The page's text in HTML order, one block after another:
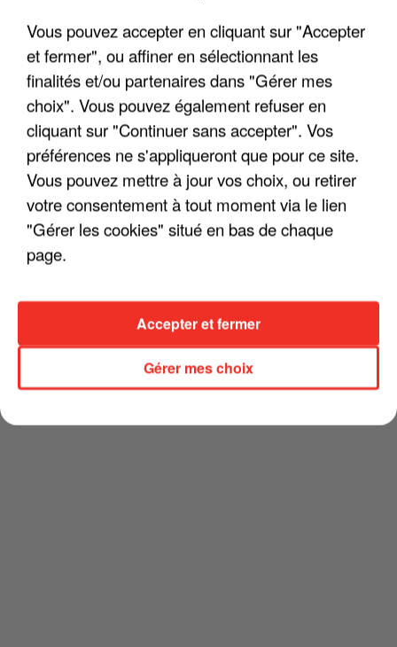
Publié : 23 septembre 2020
Vous pouvez accepter en cliquant sur "Accepter
et fermer", ou affiner en sélectionnant les
finalités et/ou partenaires dans "Gérer mes
choix". Vous pouvez également refuser en
cliquant sur "Continuer sans accepter". Vos
préférences ne s'appliqueront que pour ce site.
Vous pouvez mettre à jour vos choix, ou retirer
votre consentement à tout moment via le lien
"Gérer les cookies" situé en bas de chaque
page.
Gérer mes choix
Accepter et fermer